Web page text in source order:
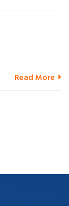
Read More